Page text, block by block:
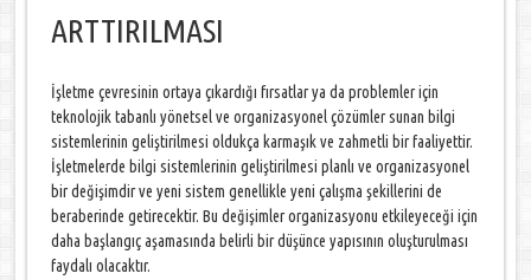
ARTTIRILMASI
İşletme çevresinin ortaya çıkardığı fırsatlar ya da problemler için
teknolojik tabanlı yönetsel ve organizasyonel çözümler sunan bilgi
sistemlerinin geliştirilmesi oldukça karmaşık ve zahmetli bir faaliyettir.
İşletmelerde bilgi sistemlerinin geliştirilmesi planlı ve organizasyonel
bir değişimdir ve yeni sistem genellikle yeni çalışma şekillerini de
beraberinde getirecektir. Bu değişimler organizasyonu etkileyeceği için
daha başlangıç aşamasında belirli bir düşünce yapısının oluşturulması
faydalı olacaktır.